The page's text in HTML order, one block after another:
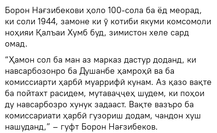
Борон Нағзибекови ҳоло 100-сола ба ёд меорад,
ки соли 1944, замоне ки ӯ котиби якуми комсомоли
ноҳияи Қалъаи Хумб буд, зимистон хеле сард
омад.
“Ҳамон сол ба ман аз марказ дастур доданд, ки
навсарбозонро ба Душанбе ҳамроҳӣ ва ба
комиссиарти ҳарбӣ муаррифӣ кунам. Аз қазо вақте
ба пойтахт расидем, мутаваҷҷеҳ шудем, ки поҳои
ду навсарбозро хунук задааст. Вақте вазъро ба
комиссариати ҳарбӣ гузориш додам, чандон хуш
нашуданд,” – гуфт Борон Нағзибеков.